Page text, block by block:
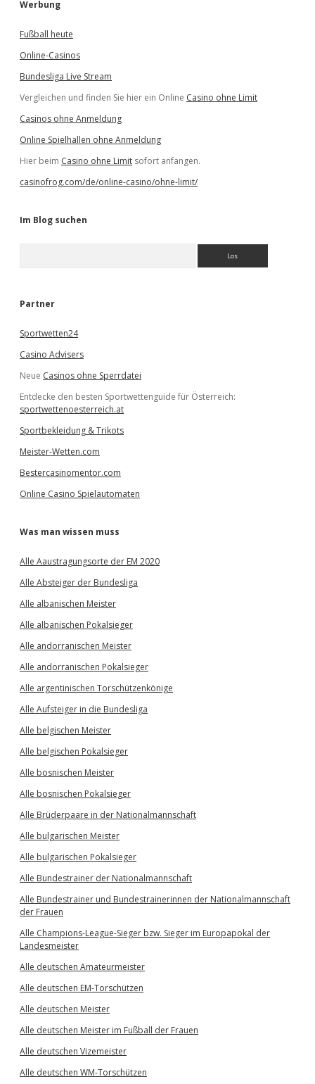
Werbung
Fußball heute
Online-Casinos
Bundesliga Live Stream
Vergleichen und finden Sie hier ein Online Casino ohne Limit
Casinos ohne Anmeldung
Online Spielhallen ohne Anmeldung
Hier beim Casino ohne Limit sofort anfangen.
casinofrog.com/de/online-casino/ohne-limit/
Im Blog suchen
e
Partner
Sportwetten24
Casino Advisers
Neue Casinos ohne Sperrdatei
Entdecke den besten Sportwettenguide für Österreich:
sportwettenoesterreich.at
Sportbekleidung & Trikots
Meister-Wetten.com
Bestercasinomentor.com
Online Casino Spielautomaten
Was man wissen muss
Alle Aaustragungsorte der EM 2020
Alle Absteiger der Bundesliga
Alle albanischen Meister
Alle albanischen Pokalsieger
Alle andorranischen Meister
Alle andorranischen Pokalsieger
Alle argentinischen Torschützenkönige
Alle Aufsteiger in die Bundesliga
Alle belgischen Meister
Alle belgischen Pokalsieger
Alle bosnischen Meister
Alle bosnischen Pokalsieger
Alle Brüderpaare in der Nationalmannschaft
Alle bulgarischen Meister
Alle bulgarischen Pokalsieger
Alle Bundestrainer der Nationalmannschaft
Alle Bundestrainer und Bundestrainerinnen der Nationalmannschaft
der Frauen
Alle Champions-League-Sieger bzw. Sieger im Europapokal der
Landesmeister
Alle deutschen Amateurmeister
Alle deutschen EM-Torschützen
Alle deutschen Meister
Alle deutschen Meister im Fußball der Frauen
Alle deutschen Vizemeister
Alle deutschen WM-Torschützen